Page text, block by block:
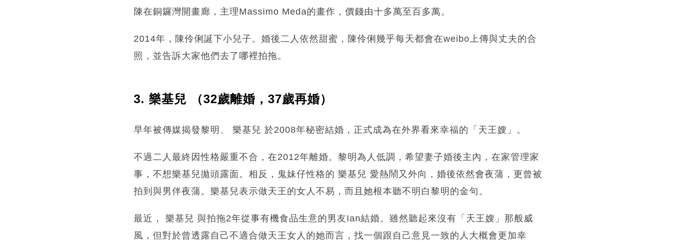
陳在銅鑼灣開畫廊，主理Massimo Meda的畫作，價錢由十多萬至百多萬。
2014年，陳伶俐誕下小兒子。婚後二人依然甜蜜，陳伶俐幾乎每天都會在weibo上傳與丈夫的合
照，並告訴大家他們去了哪裡拍拖。
3. 樂基兒 （32歲離婚，37歲再婚）
早年被傳媒揭發黎明、 樂基兒 於2008年秘密結婚，正式成為在外界看來幸福的「天王嫂」。
不過二人最終因性格嚴重不合，在2012年離婚。黎明為人低調，希望妻子婚後主內，在家管理家
事，不想樂基兒拋頭露面。相反，鬼妹仔性格的 樂基兒 愛熱鬧又外向，婚後依然會夜蒲，更曾被
拍到與男伴夜蒲。樂基兒表示做天王的女人不易，而且她根本聽不明白黎明的金句。
最近， 樂基兒 與拍拖2年從事有機食品生意的男友Ian結婚。雖然聽起來沒有「天王嫂」那般威
風，但對於曾透露自己不適合做天王女人的她而言，找一個跟自己意見一致的人大概會更加幸